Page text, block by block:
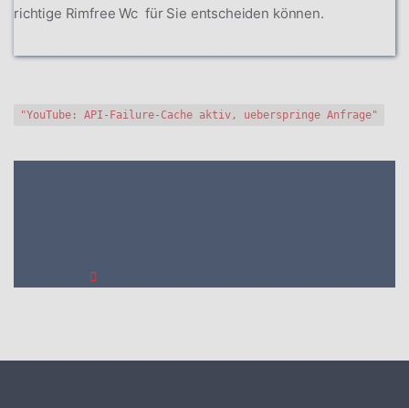
richtige Rimfree Wc für Sie entscheiden können.
"YouTube: API-Failure-Cache aktiv, ueberspringe Anfrage"